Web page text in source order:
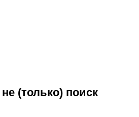
(только) поиск